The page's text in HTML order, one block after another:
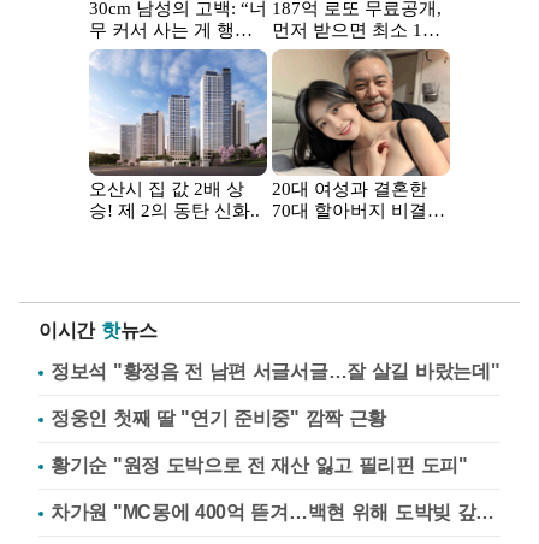
이시간 핫뉴스
정보석 "황정음 전 남편 서글서글…잘 살길 바랐는데"
정웅인 첫째 딸 "연기 준비중" 깜짝 근황
황기순 "원정 도박으로 전 재산 잃고 필리핀 도피"
차가원 "MC몽에 400억 뜯겨…백현 위해 도박빚 갚아줘"